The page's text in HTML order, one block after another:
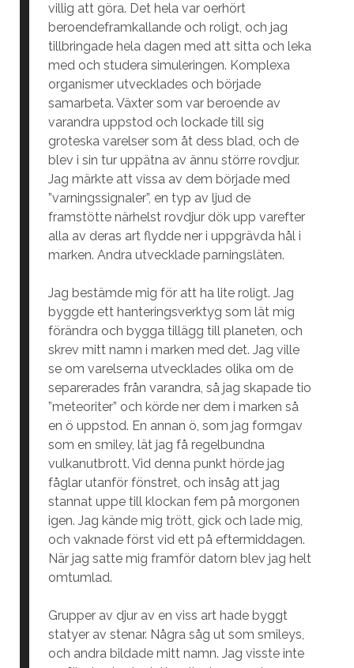
villig att göra. Det hela var oerhört
beroendeframkallande och roligt, och jag
tillbringade hela dagen med att sitta och leka
med och studera simuleringen. Komplexa
organismer utvecklades och började
samarbeta. Växter som var beroende av
varandra uppstod och lockade till sig
groteska varelser som åt dess blad, och de
blev i sin tur uppätna av ännu större rovdjur.
Jag märkte att vissa av dem började med
”varningssignaler”, en typ av ljud de
framstötte närhelst rovdjur dök upp varefter
alla av deras art flydde ner i uppgrävda hål i
marken. Andra utvecklade parningsläten.
Jag bestämde mig för att ha lite roligt. Jag
byggde ett hanteringsverktyg som lät mig
förändra och bygga tillägg till planeten, och
skrev mitt namn i marken med det. Jag ville
se om varelserna utvecklades olika om de
separerades från varandra, så jag skapade tio
”meteoriter” och körde ner dem i marken så
en ö uppstod. En annan ö, som jag formgav
som en smiley, lät jag få regelbundna
vulkanutbrott. Vid denna punkt hörde jag
fåglar utanför fönstret, och insåg att jag
stannat uppe till klockan fem på morgonen
igen. Jag kände mig trött, gick och lade mig,
och vaknade först vid ett på eftermiddagen.
När jag satte mig framför datorn blev jag helt
omtumlad.
Grupper av djur av en viss art hade byggt
statyer av stenar. Några såg ut som smileys,
och andra bildade mitt namn. Jag visste inte